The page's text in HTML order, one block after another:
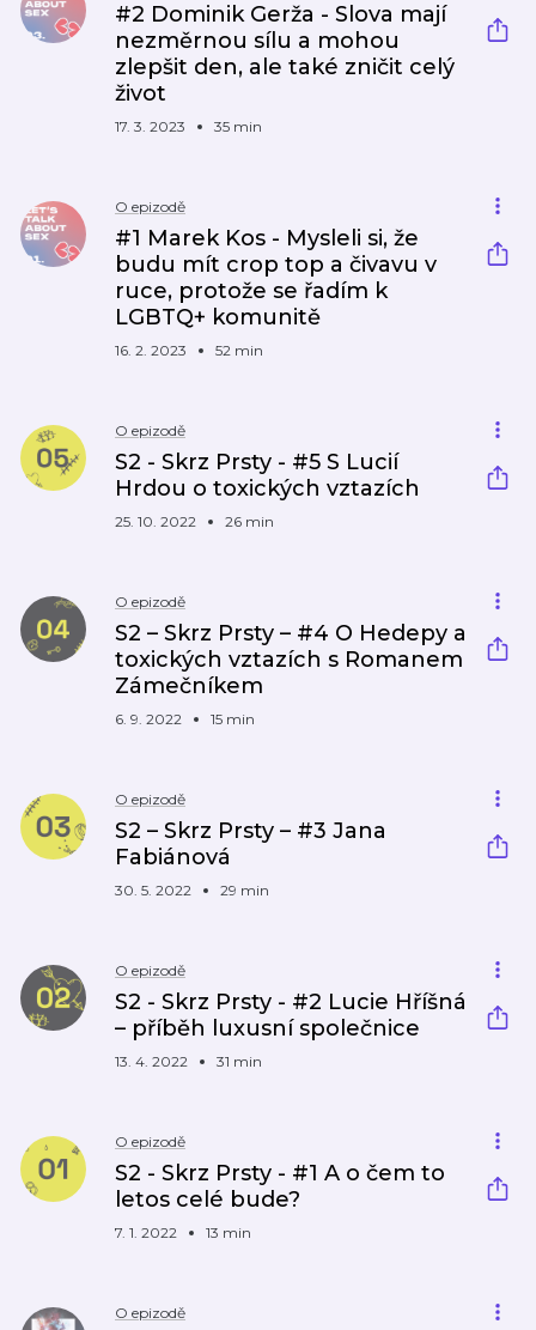
#2 Dominik Gerža - Slova mají
nezměrnou sílu a mohou
zlepšit den, ale také zničit celý
život
17. 3. 2023 35 min
O epizodě
#1 Marek Kos - Mysleli si, že
budu mít crop top a čivavu v
ruce, protože se řadím k
LGBTQ+ komunitě
16. 2. 2023 52 min
O epizodě
S2 - Skrz Prsty - #5 S Lucií
Hrdou o toxických vztazích
25. 10. 2022 26 min
O epizodě
S2 – Skrz Prsty – #4 O Hedepy a
toxických vztazích s Romanem
Zámečníkem
6. 9. 2022 15 min
O epizodě
S2 – Skrz Prsty – #3 Jana
Fabiánová
30. 5. 2022 29 min
O epizodě
S2 - Skrz Prsty - #2 Lucie Hříšná
– příběh luxusní společnice
13. 4. 2022 31 min
O epizodě
S2 - Skrz Prsty - #1 A o čem to
letos celé bude?
7. 1. 2022 13 min
O epizodě